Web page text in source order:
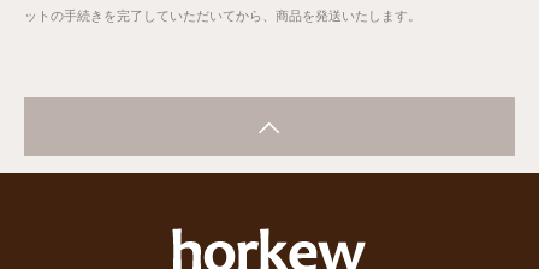
ットの手続きを完了していただいてから、商品を発送いたします。